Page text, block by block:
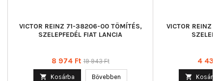
VICTOR REINZ 71-38206-00 TÖMÍTÉS,
SZELEPFEDÉL FIAT LANCIA
Ár
8 974 Ft Normál
19 943 Ft
 Kosárba Bővebben
VICTOR REINZ
Ár
4 438
 Kosárba